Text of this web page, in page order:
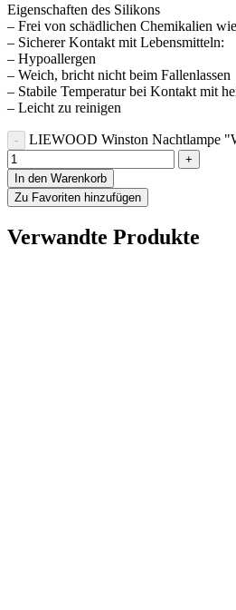
Eigenschaften des Silikons
– Frei von schädlichen Chemikalien
– Sicherer Kontakt mit Lebensmitteln:
– Hypoallergen
– Weich, bricht nicht beim Fallenlassen
– Stabile Temperatur bei Kontakt mit
– Leicht zu reinigen
LIEWOOD Winston Nachtlampe
In den Warenkorb
Zu Favoriten hinzufügen
Verwandte Produkte